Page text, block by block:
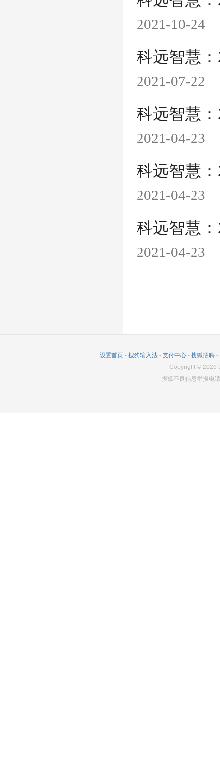
2021-10-24
科远智慧
2021-07-22
科远智慧
2021-04-23
科远智慧
2021-04-23
科远智慧
2021-04-23
设置首页 - 搜狗输入法 - 支付中心 - 搜狐招聘 -
Copyright © 2026
搜狐不良信息举报电